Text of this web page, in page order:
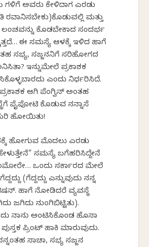
ಗಳಿಗೆ ಅವರು ಕೇಳಿದಾಗ ಎರಡು
ರವಾನಿಸಬೇಕು)ಕೊಡುವಲ್ಲಿ ಮತ್ತು
ಕೊಡಬೇಕಾದ ಸಂದರ್ಭ
ಈ ಸಮಸ್ಯೆ ಆಳಕ್ಕೆ ಇಳಿದ ಹಾಗೆ
ಸಭ್ಯ, ಸಜ್ಜನನಿಗೆ ಸರಿಹೋಗದ
ಇನ್ನುಮೇಲೆ ಪ್ರಕಾಶಕ
ಎಂದು ನಿರ್ಧರಿಸಿದೆ.
ಆಗಿ ಪೆಂಗ್ವಿನ್ ಅಂತಹ
ಪೈಪೋಟಿ ಕೊಡುವ ನನ್ನಾಸೆ
ಹೋಯಿತು!
ಹೋಗುವ ಮೊದಲು ಎರಡು
ಸಮಸ್ಯೆ ಬಗೆಹರಿಸಿದ್ದೇನೆ
ಒಂದು ಸರ್ಕಾರದ ಮೇಲೆ
(ಗೆದ್ದದ್ದು ಎನ್ನುವುದು ನನ್ನ
ಹಾಗೆ ನೋಡಿದರೆ ವ್ಯವಸ್ಥೆ
ಜಗಿದು ನುಂಗಿಬಿಟ್ಟಿತು).
ನಾನು ಅಂಟಿಸಿಕೊಂಡ ಹೊಸಾ
ಪ್ರಿಂಟ್ ಹಾಕಿ ಮಾರುವುದು.
ಸಾಚಾ, ಸಭ್ಯ ಸಜ್ಜನ